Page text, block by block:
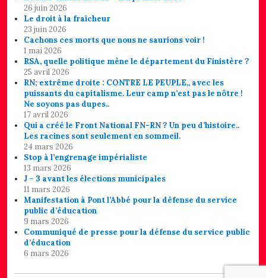
26 juin 2026
Le droit à la fraîcheur
23 juin 2026
Cachons ces morts que nous ne saurions voir !
1 mai 2026
RSA, quelle politique mène le département du Finistère ?
25 avril 2026
RN; extrême droite : CONTRE LE PEUPLE,, avec les
puissants du capitalisme. Leur camp n’est pas le nôtre !
Ne soyons pas dupes..
17 avril 2026
Qui a créé le Front National FN-RN ? Un peu d’histoire..
Les racines sont seulement en sommeil.
24 mars 2026
Stop à l’engrenage impérialiste
13 mars 2026
J – 3 avant les élections municipales
11 mars 2026
Manifestation à Pont l’Abbé pour la défense du service
public d’éducation
9 mars 2026
Communiqué de presse pour la défense du service public
d’éducation
6 mars 2026